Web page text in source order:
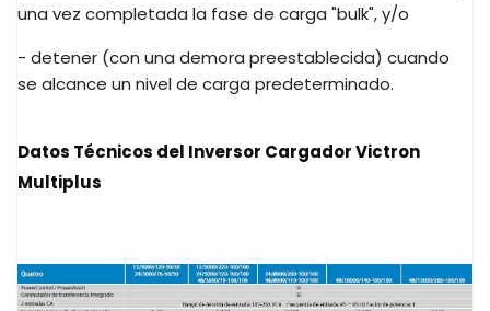
una vez completada la fase de carga "bulk", y/o
- detener (con una demora preestablecida) cuando
se alcance un nivel de carga predeterminado.
Datos Técnicos del Inversor Cargador Victron
Multiplus